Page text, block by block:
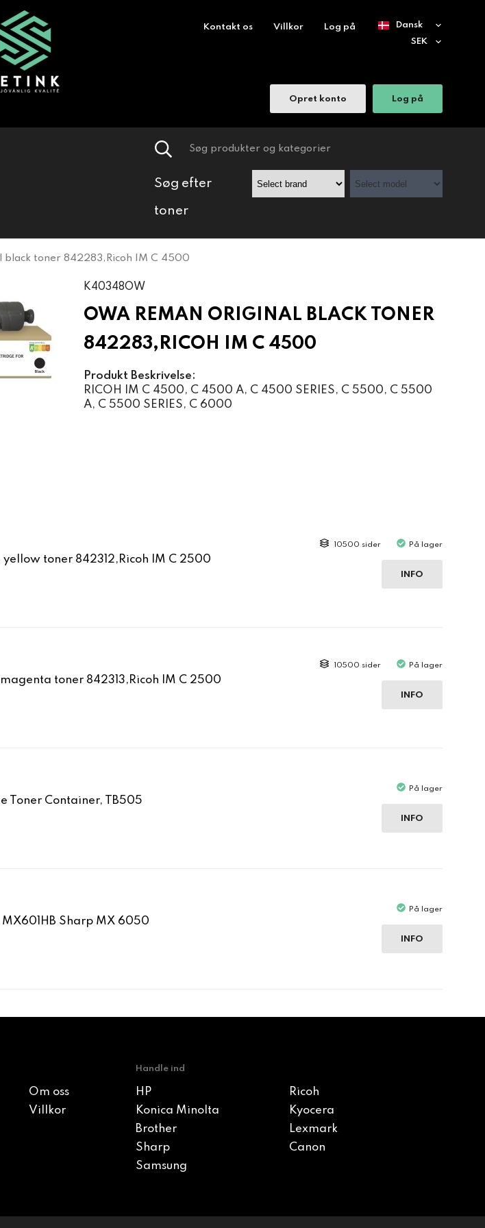
Kontakt os Villkor Log på
Opret konto Log på
Søg efter
toner
black toner 842283,Ricoh IM C 4500
K40348OW
OWA REMAN ORIGINAL BLACK TONER
842283,RICOH IM C 4500
Produkt Beskrivelse:
RICOH IM C 4500, C 4500 A, C 4500 SERIES, C 5500, C 5500
A, C 5500 SERIES, C 6000
toner 842312,Ricoh IM C 2500
10500 sider På lager
INFO
toner 842313,Ricoh IM C 2500
10500 sider På lager
INFO
Toner Container, TB505
På lager
INFO
MX601HB Sharp MX 6050
På lager
INFO
Om oss
Villkor
Handle ind
HP
Ricoh
Konica Minolta
Kyocera
Brother
Lexmark
Sharp
Canon
Samsung